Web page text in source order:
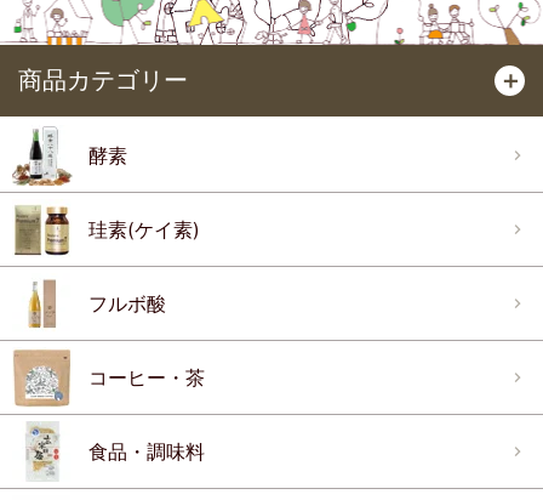
商品カテゴリー ＋
酵素
珪素(ケイ素)
フルボ酸
コーヒー・茶
食品・調味料